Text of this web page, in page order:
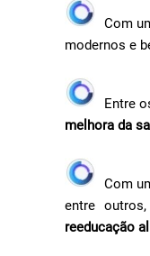
Com
modernos e
Entre
melhora da
Com
entre
reeducação